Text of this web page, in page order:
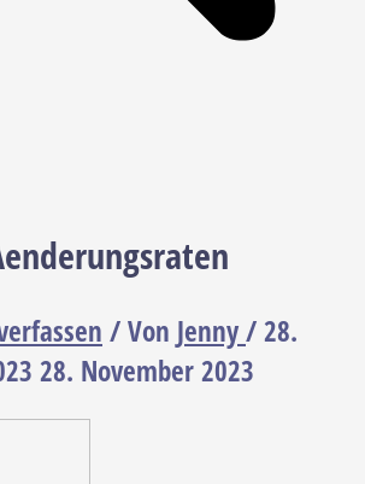
/ Von Jenny/28.
28. November 2023